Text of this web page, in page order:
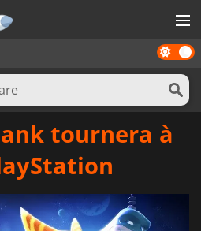
Dark
mode
tournera à